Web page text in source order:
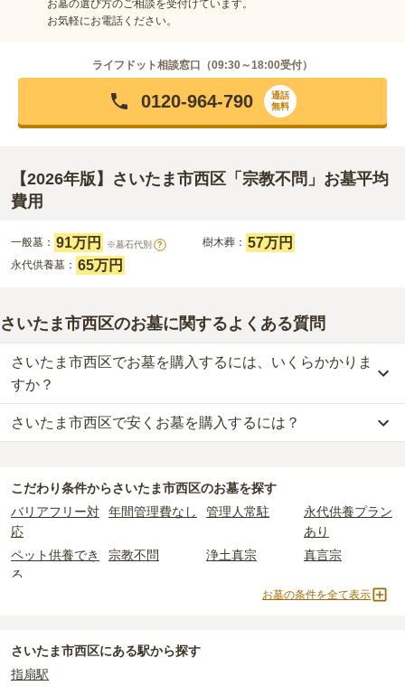
お墓の選び方のご相談を受付けています。
お気軽にお電話ください。
ライフドット相談窓口（09:30～18:00受付）
0120-964-790
通話
無料
【2026年版】さいたま市西区「宗教不問」お墓平均
費用
一般墓： 91万円 ※墓石代別 ? 樹木葬： 57万円
永代供養墓： 65万円
さいたま市西区のお墓に関するよくある質問
さいたま市西区でお墓を購入するには、いくらかかりま
すか？
さいたま市西区 での購入費用の目安は、一般墓が約246万円、樹木
葬が約57万円、永代供養墓が約65万円です。
2つが主な費用となります。
さいたま市西区
の一般墓の永代使用料の平均は 79万円
で、墓石代は
埼玉県の平均
です。いずれも区画の広さや墓石の大き
樹木葬・納骨堂・永代供養墓は、基本的に墓石代がかからず、永代
・
開眼法要の費用
：お墓を新しく建てた際に行う儀式のための費
用。僧侶に渡すお布施がかかります。
・納骨式の費用
さいたま市西区で安くお墓を購入するには？
り「想」 の 永代供養墓 で、9万円からお求めいただけます。
する「合祀墓（ごうしぼ）」と呼ばれるタイプです。個別のお墓に
比べて省スペースで管理の手間がかからないため、費用が安く設定
されています。
価格の目安は、1名あたり5万円〜30万円程度です。
び替えてお墓を探すのがおすすめです。
こだわり条件からさいたま市西区のお墓を探す
バリアフリー対
応
年間管理費なし 管理人常駐
永代供養プラン
あり
ペット供養でき
る
宗教不問 浄土真宗 真言宗
永代供養墓
民営霊園
お墓の条件を全て表示
さいたま市西区にある駅から探す
指扇駅